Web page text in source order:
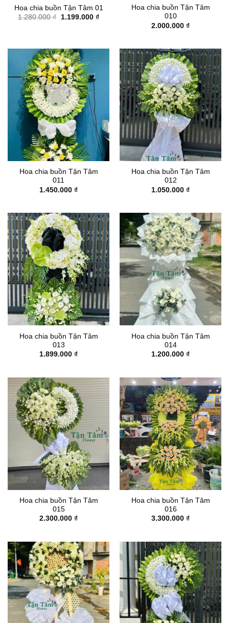
Hoa chia buồn Tận Tâm 01
1.280.000₫
Giá
1.199.000 ₫Giá
Hoa chia buồn Tận Tâm
010
2.000.000 ₫
Hoa chia buồn Tận Tâm
011
1.450.000 ₫
Hoa chia buồn Tận Tâm
012
1.050.000 ₫
Hoa chia buồn Tận Tâm
013
1.899.000 ₫
Hoa chia buồn Tận Tâm
014
1.200.000 ₫
Hoa chia buồn Tận Tâm
015
2.300.000 ₫
Hoa chia buồn Tận Tâm
016
3.300.000 ₫